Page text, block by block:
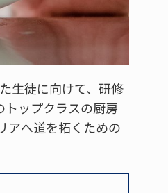
生徒に向けて、研修
トップクラスの厨房
アへ道を拓くための